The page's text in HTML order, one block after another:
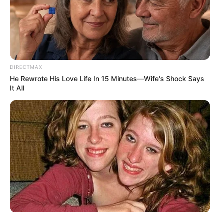
DIRECTMAX
He Rewrote His Love Life In 15 Minutes—Wife's Shock Says
It All